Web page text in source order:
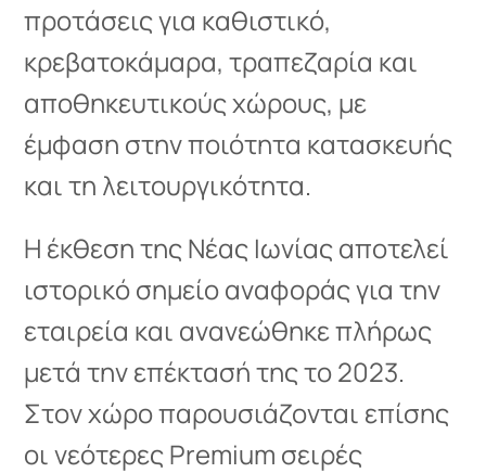
προτάσεις για καθιστικό,
κρεβατοκάμαρα, τραπεζαρία και
αποθηκευτικούς χώρους, με
έμφαση στην ποιότητα κατασκευής
και τη λειτουργικότητα.
Η έκθεση της Νέας Ιωνίας αποτελεί
ιστορικό σημείο αναφοράς για την
εταιρεία και ανανεώθηκε πλήρως
μετά την επέκτασή της το 2023.
Στον χώρο παρουσιάζονται επίσης
οι νεότερες Premium σειρές